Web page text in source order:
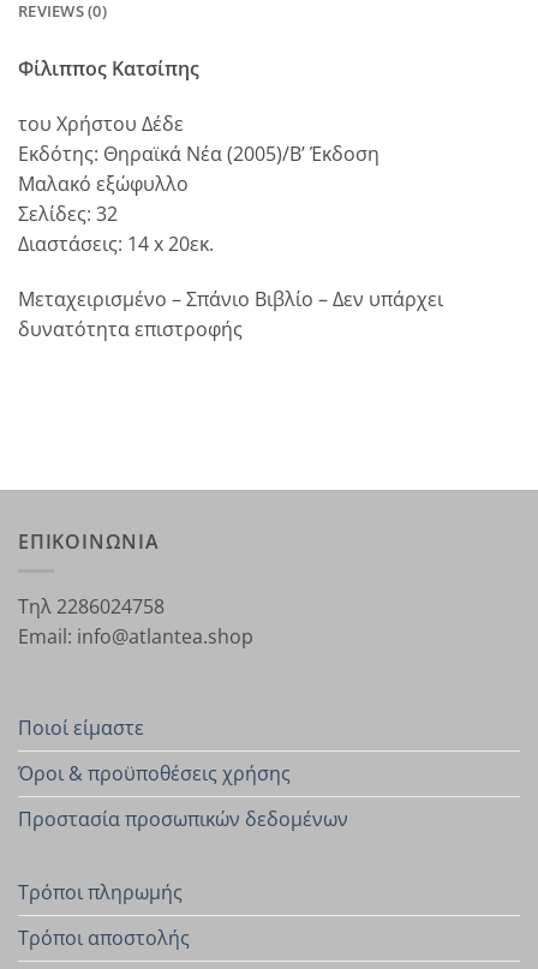
REVIEWS (0)
Φίλιππος Κατσίπης
του Χρήστου Δέδε
Εκδότης: Θηραϊκά Νέα (2005)/Β’ Έκδοση
Μαλακό εξώφυλλο
Σελίδες: 32
Διαστάσεις: 14 x 20εκ.
Μεταχειρισμένο – Σπάνιο Βιβλίο – Δεν υπάρχει
δυνατότητα επιστροφής
ΕΠΙΚΟΙΝΩΝΙΑ
Τηλ 2286024758
Email: info@atlantea.shop
Ποιοί είμαστε
Όροι & προϋποθέσεις χρήσης
Προστασία προσωπικών δεδομένων
Τρόποι πληρωμής
Τρόποι αποστολής